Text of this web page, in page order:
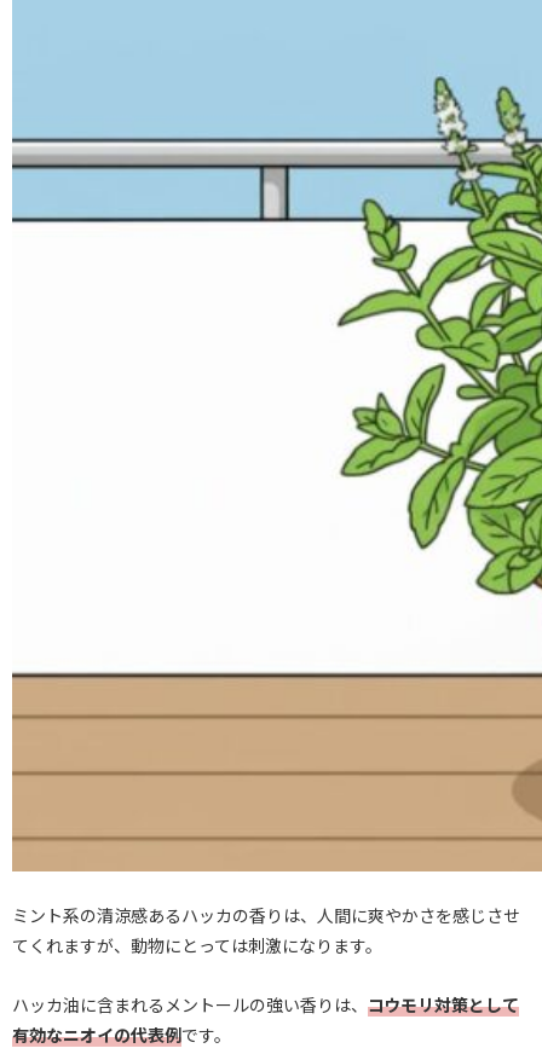
ミント系の清涼感あるハッカの香りは、人間に爽やかさを感じさせ
てくれますが、動物にとっては刺激になります。
ハッカ油に含まれるメントールの強い香りは、 コウモリ対策として
有効なニオイの代表例です。